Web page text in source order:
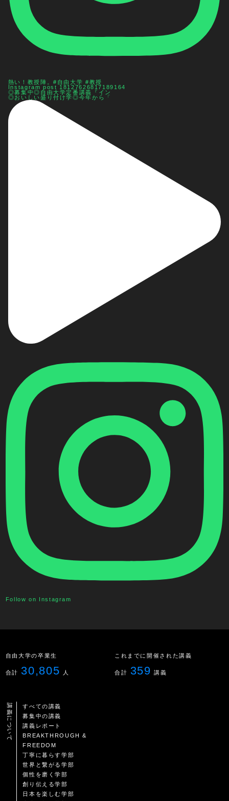
熱い！教授陣。#自由大学 #教授
Instagram post 18127626817189164
◎募集中◎自由大学定番講義『イン
◎おいしい盛り付け学◎今年から「
Follow on Instagram
自由大学の卒業生
合計 30,805 人
これまでに開催された講義
合計 359 講義
講義について
すべての講義
募集中の講義
講義レポート
BREAKTHROUGH &
FREEDOM
丁寧に暮らす学部
世界と繋がる学部
個性を磨く学部
創り伝える学部
日本を楽しむ学部